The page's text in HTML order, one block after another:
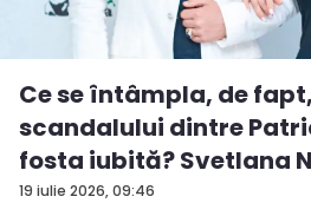
19 iulie 2026, 09:46
Ce se întâmpla, de
scandalului dintre
fosta iubită? Svetlana